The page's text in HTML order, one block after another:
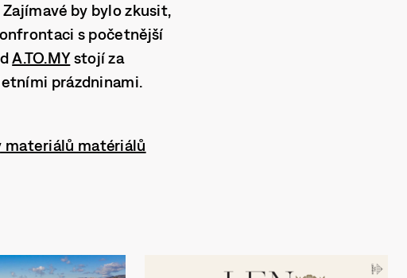
by bylo zkusit,
s početnější
A.TO.MYstojí za
prázdninami.
materiálů matériálů